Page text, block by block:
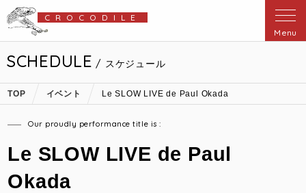
CROCODILE
Menu
SCHEDULE / スケジュール
TOP イベント Le SLOW LIVE de Paul Okada
Our proudly performance title is :
Le SLOW LIVE de Paul
Okada